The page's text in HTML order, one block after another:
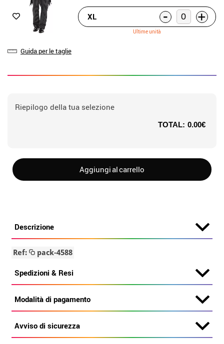
Guida per le taglie
XL - +
Ultime unità
Riepilogo della tua selezione
TOTAL: 0.00€
Aggiungi al carrello
Descrizione
Ref: pack-4588
Spedizioni & Resi
Modalità di pagamento
Avviso di sicurezza